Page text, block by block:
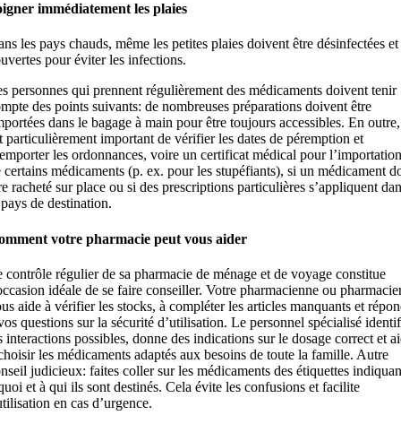
immédiatement les plaies
les pays chauds, même les petites plaies doivent être désinfectées et
pour éviter les infections.
personnes qui prennent régulièrement des médicaments doivent tenir
des points suivants: de nombreuses préparations doivent être
dans le bagage à main pour être toujours accessibles. En
particulièrement important de vérifier les dates de péremption et
les ordonnances, voire un certificat médical pour l’importation
certains médicaments (p. ex. pour les stupéfiants), si un médicament
racheté sur place ou si des prescriptions particulières s’appliquent
de destination.
votre pharmacie peut vous aider
contrôle régulier de sa pharmacie de ménage et de voyage constitue
idéale de se faire conseiller. Votre pharmacienne ou
aide à vérifier les stocks, à compléter les articles manquants et
questions sur la sécurité d’utilisation. Le personnel spécialisé
interactions possibles, donne des indications sur le dosage correct et
les médicaments adaptés aux besoins de toute la famille. Autre
judicieux: faites coller sur les médicaments des étiquettes
et à qui ils sont destinés. Cela évite les confusions et facilite
en cas d’urgence.